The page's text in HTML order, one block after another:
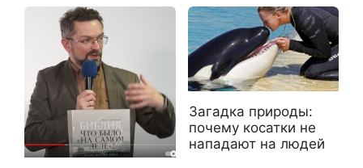
Загадка природы:
почему косатки не
нападают на людей